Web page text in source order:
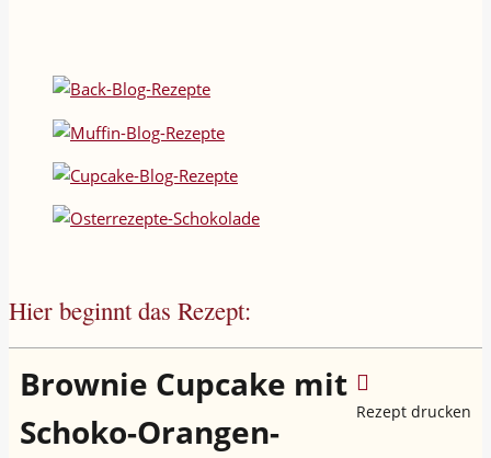
Hier beginnt das Rezept:
Rezept drucken
Brownie Cupcake mit
Schoko-Orangen-